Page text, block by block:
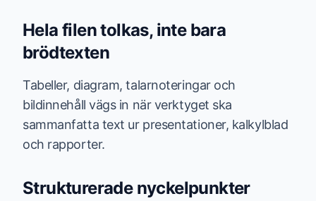
Hela filen tolkas, inte bara
brödtexten
Tabeller, diagram, talarnoteringar och
bildinnehåll vägs in när verktyget ska
sammanfatta text ur presentationer, kalkylblad
och rapporter.
Strukturerade nyckelpunkter